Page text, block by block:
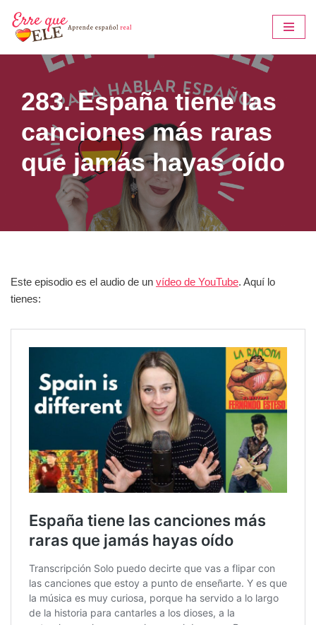
Saltar
al
contenido
283. España tiene las
canciones más raras
que jamás hayas oído
Este episodio es el audio de un vídeo de YouTube. Aquí lo
tienes: